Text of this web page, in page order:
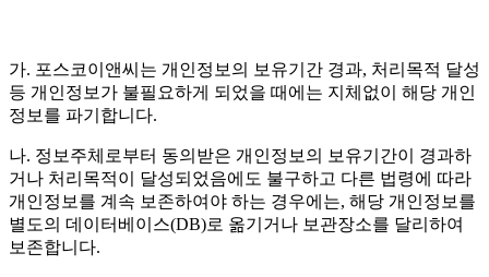
가. 포스코이앤씨는 개인정보의 보유기간 경과, 처리목적 달성
등 개인정보가 불필요하게 되었을 때에는 지체없이 해당 개인
정보를 파기합니다.
나. 정보주체로부터 동의받은 개인정보의 보유기간이 경과하
거나 처리목적이 달성되었음에도 불구하고 다른 법령에 따라
개인정보를 계속 보존하여야 하는 경우에는, 해당 개인정보를
별도의 데이터베이스(DB)로 옮기거나 보관장소를 달리하여
보존합니다.